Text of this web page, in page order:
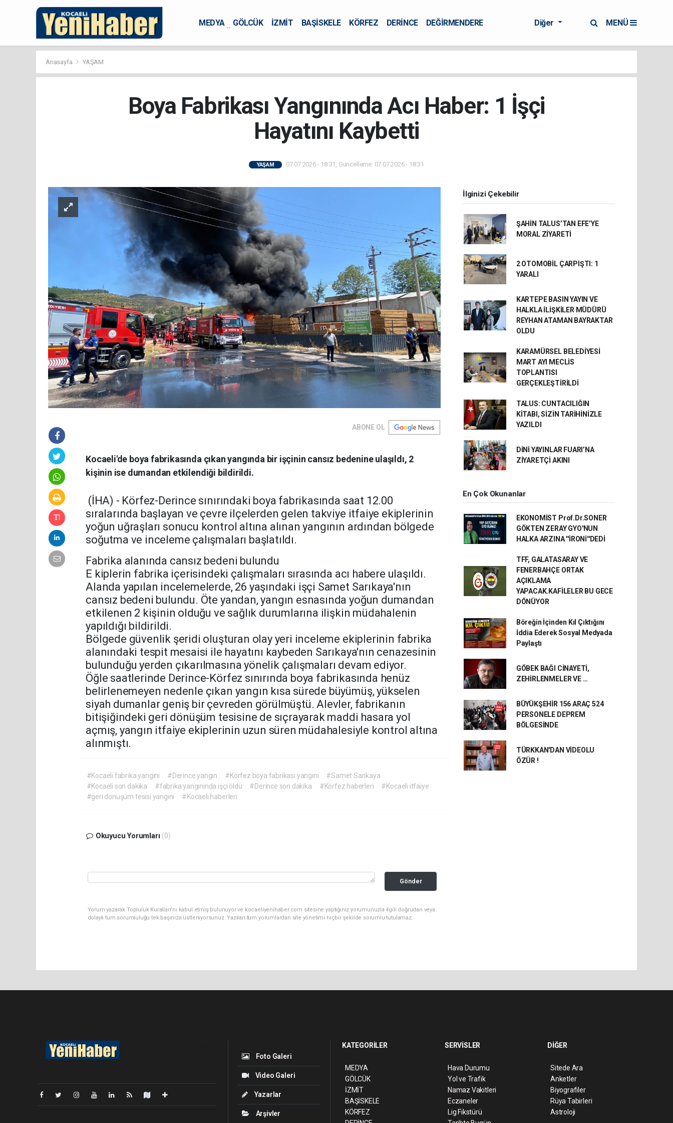
MEDYA GÖLCÜK İZMİT BAŞİSKELE KÖRFEZ DERİNCE
DEĞİRMENDERE
Diğer MENÜ
Anasayfa YAŞAM
Boya Fabrikası Yangınında Acı Haber: 1 İşçi
Hayatını Kaybetti
YAŞAM 07.07.2026 - 18:31, Güncelleme: 07.07.2026 - 18:31
ABONE OL
Kocaeli'de boya fabrikasında çıkan yangında bir işçinin cansız bedenine ulaşıldı, 2
kişinin ise dumandan etkilendiği bildirildi.
(İHA) - Körfez-Derince sınırındaki boya fabrikasında saat 12.00
sıralarında başlayan ve çevre ilçelerden gelen takviye itfaiye ekiplerinin
yoğun uğraşları sonucu kontrol altına alınan yangının ardından bölgede
soğutma ve inceleme çalışmaları başlatıldı.
Fabrika alanında cansız bedeni bulundu
E kiplerin fabrika içerisindeki çalışmaları sırasında acı habere ulaşıldı.
Alanda yapılan incelemelerde, 26 yaşındaki işçi Samet Sarıkaya'nın
cansız bedeni bulundu. Öte yandan, yangın esnasında yoğun dumandan
etkilenen 2 kişinin olduğu ve sağlık durumlarına ilişkin müdahalenin
yapıldığı bildirildi.
Bölgede güvenlik şeridi oluşturan olay yeri inceleme ekiplerinin fabrika
alanındaki tespit mesaisi ile hayatını kaybeden Sarıkaya'nın cenazesinin
bulunduğu yerden çıkarılmasına yönelik çalışmaları devam ediyor.
Öğle saatlerinde Derince-Körfez sınırında boya fabrikasında henüz
belirlenemeyen nedenle çıkan yangın kısa sürede büyümüş, yükselen
siyah dumanlar geniş bir çevreden görülmüştü. Alevler, fabrikanın
bitişiğindeki geri dönüşüm tesisine de sıçrayarak maddi hasara yol
açmış, yangın itfaiye ekiplerinin uzun süren müdahalesiyle kontrol altına
alınmıştı.
#Kocaeli fabrika yangını #Derince yangın #Körfez boya fabrikası yangını
#Samet Sarıkaya
#Kocaeli son dakika
#fabrika yangınında işçi öldü #Derince son dakika #Körfez haberleri
#Kocaeli itfaiye
#geri dönüşüm tesisi yangını
#Kocaeli haberleri
Okuyucu Yorumları (0)
Gönder
Yorum yazarak Topluluk Kuralları’nı kabul etmiş bulunuyor ve kocaeliyenihaber.com sitesine yaptığınız yorumunuzla ilgili doğrudan veya
dolaylı tüm sorumluluğu tek başınıza üstleniyorsunuz. Yazılan tüm yorumlardan site yönetimi hiçbir şekilde sorumlu tutulamaz.
İlginizi Çekebilir
ŞAHİN TALUS’TAN EFE’YE
MORAL ZİYARETİ
2 OTOMOBİL ÇARPIŞTI: 1
YARALI
KARTEPE BASIN YAYIN VE
HALKLA İLİŞKİLER MÜDÜRÜ
REYHAN ATAMAN BAYRAKTAR
OLDU
KARAMÜRSEL BELEDİYESİ
MART AYI MECLİS
TOPLANTISI
GERÇEKLEŞTİRİLDİ
TALUS: CUNTACILIĞIN
KİTABI, SİZİN TARİHİNİZLE
YAZILDI
DİNİ YAYINLAR FUARI’NA
ZİYARETÇİ AKINI
En Çok Okunanlar
EKONOMİST Prof.Dr.SONER
GÖKTEN ZERAY GYO'NUN
HALKA ARZINA ''İRONİ''DEDİ
TFF, GALATASARAY VE
FENERBAHÇE ORTAK
AÇIKLAMA
YAPACAK.KAFİLELER BU GECE
DÖNÜYOR
Böreğin İçinden Kıl Çıktığını
İddia Ederek Sosyal Medyada
Paylaştı
GÖBEK BAĞI CİNAYETİ,
ZEHİRLENMELER VE …
BÜYÜKŞEHİR 156 ARAÇ 524
PERSONELE DEPREM
BÖLGESİNDE
TÜRKKAN'DAN VİDEOLU
ÖZÜR !
Foto Galeri
Video Galeri
Yazarlar
Arşivler
KATEGORİLER
MEDYA
GÖLCÜK
İZMİT
BAŞİSKELE
KÖRFEZ
SERVİSLER
Hava Durumu
Yol ve Trafik
Namaz Vakitleri
Eczaneler
Lig Fikstürü
DİĞER
Sitede Ara
Anketler
Biyografiler
Rüya Tabirleri
Astroloji